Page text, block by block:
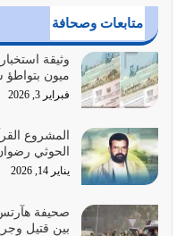
وعد الله تعالى من يُقتل في
والاستبشار والنجاة
يوليو 29, 2026
القرآن الكريم هو أهم
معرفة شخصيته معرفة
يوليو 28, 2026
هل نحن من الصالحين؟
وأعرض نفسك، وأعرض ما
يوليو 27, 2026
متابعات وصحافة
وثيقة
ميون
فبراير 3, 2026
المشروع
الحوثي
يناير 14, 2026
بين قتيل